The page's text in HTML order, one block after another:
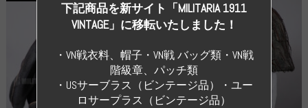
下記商品を新サイト「MILITARIA 1911
VINTAGE」に移転いたしました！
・VN戦衣料、帽子・VN戦 バッグ類・VN戦
階級章、パッチ類
・USサーブラス（ビンテージ品）・ユー
ロサープラス（ビンテージ品）